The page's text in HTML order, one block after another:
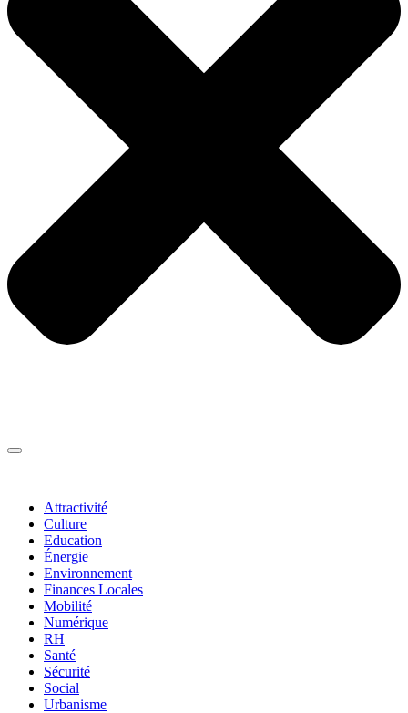
Attractivité
Culture
Education
Énergie
Environnement
Finances Locales
Mobilité
Numérique
RH
Santé
Sécurité
Social
Urbanisme